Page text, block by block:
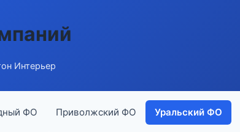
Интерьер
ФО Приволжский ФО Уральский ФО